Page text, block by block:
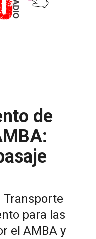
de
Transporte
para las
el AMBA y